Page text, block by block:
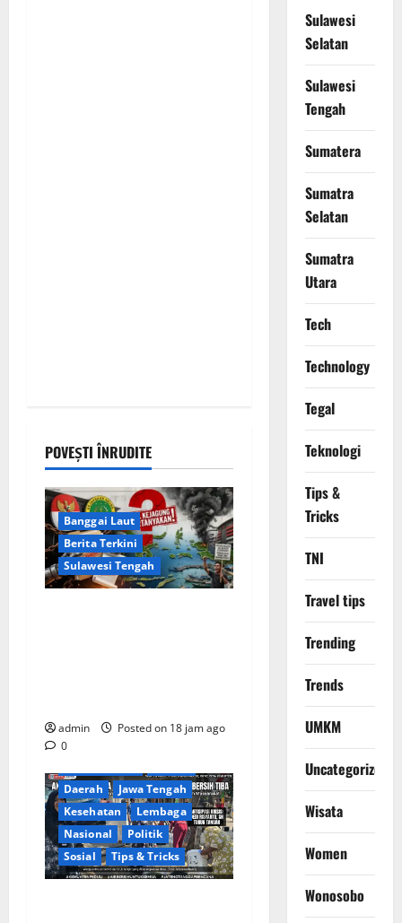
POVEȘTI ÎNRUDITE
Banggai Laut
Berita Terkini
Sulawesi Tengah
admin
Posted on 18 jam ago
0
Daerah
Jawa Tengah
Kesehatan
Lembaga
Nasional
Politik
Sosial
Tips & Tricks
Sulawesi
Selatan
Sulawesi
Tengah
Sumatera
Sumatra
Selatan
Sumatra
Utara
Tech
Technology
Tegal
Teknologi
Tips &
Tricks
TNI
Travel tips
Trending
Trends
UMKM
Uncategorized
Wisata
Women
Wonosobo